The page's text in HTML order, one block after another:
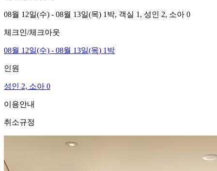
08월 12일(수) - 08월 13일(목) 1박, 객실 1, 성인 2, 소아 0
체크인/체크아웃
08월 12일(수) - 08월 13일(목) 1박
인원
성인 2, 소아 0
이용안내
취소규정